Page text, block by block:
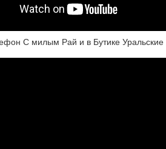
С милым Рай и в Бутике